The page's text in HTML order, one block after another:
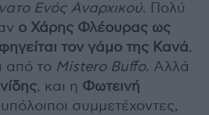
Ενός Αναρχικού. Πολύ
ο Χάρης Φλέουρας ως
τον γάμο της Κανά,
από το Mistero Buffo. Αλλά
, και η Φωτεινή
υπόλοιποι συμμετέχοντες,